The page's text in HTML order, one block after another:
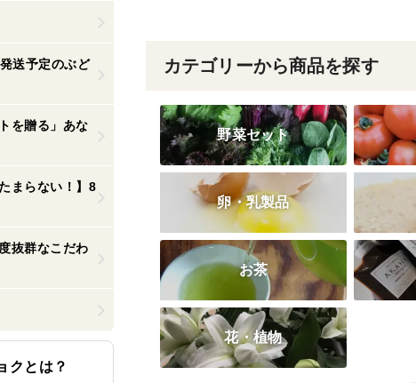
送予定のぶど
を贈る」あな
まらない！】8
抜群なこだわ
クとは？
カテゴリーから商品を探す
野菜セット
卵・乳製品
お茶
花・植物